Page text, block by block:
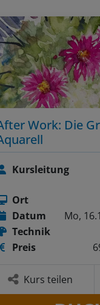
Work: Die
Kursleitung
Ort
Datum
Mo,
Technik
Preis
Kurs teilen